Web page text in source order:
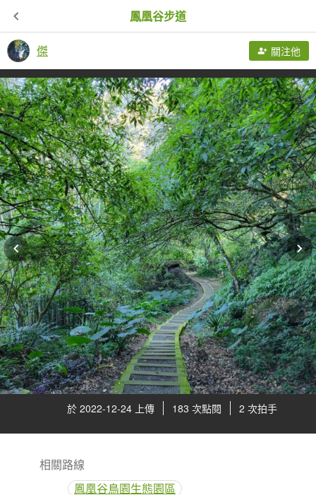
鳳凰谷步道
傑 關注他
於 2022-12-24 上傳 183 次點閱 2 次拍手
相關路線
鳳凰谷鳥園生態園區